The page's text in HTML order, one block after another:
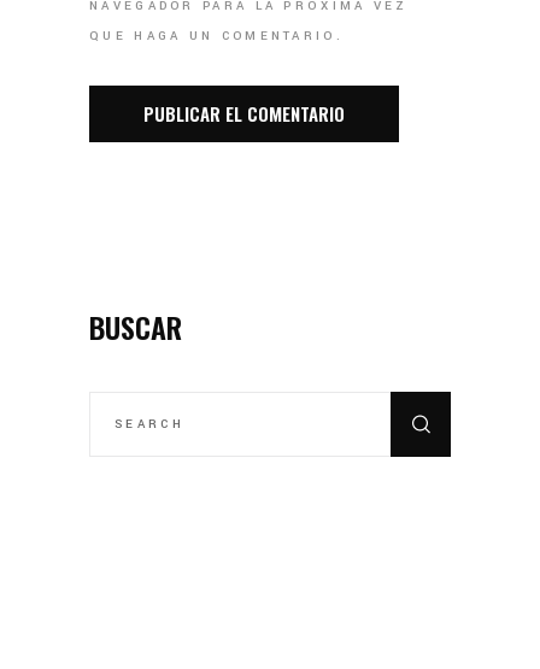
NAVEGADOR PARA LA PRÓXIMA VEZ
QUE HAGA UN COMENTARIO.
BUSCAR